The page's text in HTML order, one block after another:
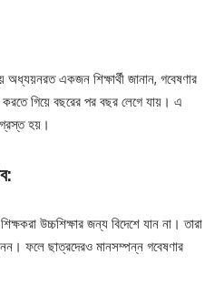
অধ্যয়নরত একজন শিক্ষার্থী জানান, গবেষণার
গিয়ে বছরের পর বছর লেগে যায়। এ
হয়।
উচ্চশিক্ষার জন্য বিদেশে যান না। তারা
ফলে ছাত্রদেরও মানসম্পন্ন গবেষণার